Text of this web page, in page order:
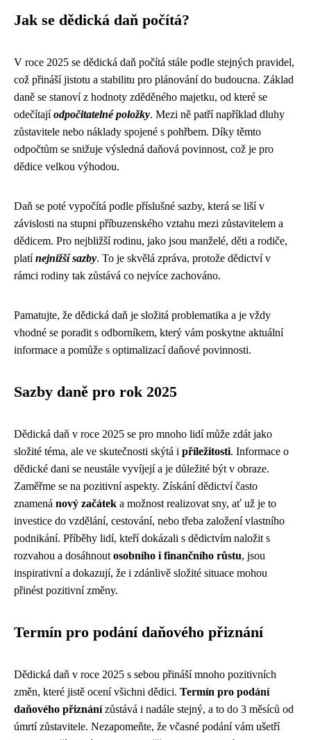
Jak se dědická daň počítá?
V roce 2025 se dědická daň počítá stále podle stejných pravidel,
což přináší jistotu a stabilitu pro plánování do budoucna. Základ
daně se stanoví z hodnoty zděděného majetku, od které se
odečítajíodpočitatelné položky. Mezi ně patří například dluhy
zůstavitele nebo náklady spojené s pohřbem. Díky těmto
odpočtům se snižuje výsledná daňová povinnost, což je pro
dědice velkou výhodou.
Daň se poté vypočítá podle příslušné sazby, která se liší v
závislosti na stupni příbuzenského vztahu mezi zůstavitelem a
dědicem. Pro nejbližší rodinu, jako jsou manželé, děti a rodiče,
platínejnižší sazby. To je skvělá zpráva, protože dědictví v
rámci rodiny tak zůstává co nejvíce zachováno.
Pamatujte, že dědická daň je složitá problematika a je vždy
vhodné se poradit s odborníkem, který vám poskytne aktuální
informace a pomůže s optimalizací daňové povinnosti.
Sazby daně pro rok 2025
Dědická daň v roce 2025 se pro mnoho lidí může zdát jako
složité téma, ale ve skutečnosti skýtá i příležitosti. Informace o
dědické dani se neustále vyvíjejí a je důležité být v obraze.
Zaměřme se na pozitivní aspekty. Získání dědictví často
znamená nový začátek a možnost realizovat sny, ať už je to
investice do vzdělání, cestování, nebo třeba založení vlastního
podnikání. Příběhy lidí, kteří dokázali s dědictvím naložit s
rozvahou a dosáhnout osobního i finančního růstu, jsou
inspirativní a dokazují, že i zdánlivě složité situace mohou
přinést pozitivní změny.
Termín pro podání daňového přiznání
Dědická daň v roce 2025 s sebou přináší mnoho pozitivních
změn, které jistě ocení všichni dědici. Termín pro podání
daňového přiznánízůstává i nadále stejný, a to do 3 měsíců od
úmrtí zůstavitele. Nezapomeňte, že včasné podání vám ušetří